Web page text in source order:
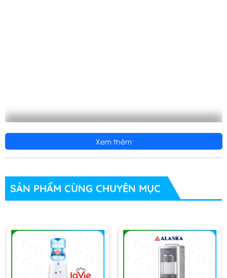
Xem thêm
SẢN PHẨM CÙNG CHUYÊN MỤC